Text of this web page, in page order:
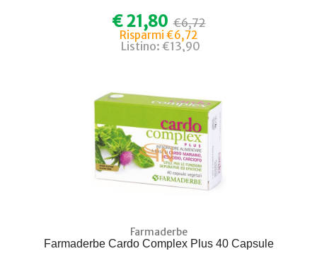
€ 21,80 €6,72
Risparmi €6,72
Listino: €13,90
Farmaderbe
Farmaderbe Cardo Complex Plus 40 Capsule